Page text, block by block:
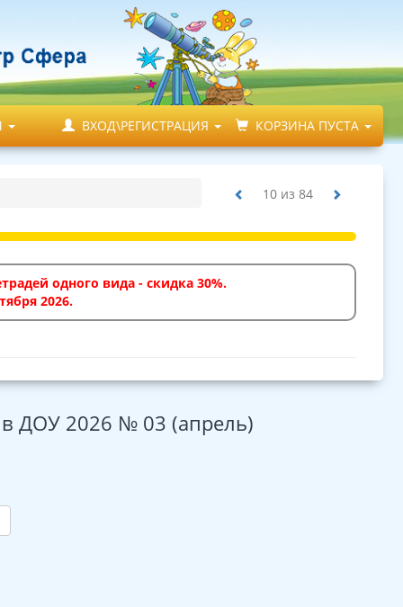
ВХОД\РЕГИСТРАЦИЯ КОРЗИНА ПУСТА
10 из 84
одного вида - скидка 30%.
2026.
в ДОУ 2026 № 03 (апрель)